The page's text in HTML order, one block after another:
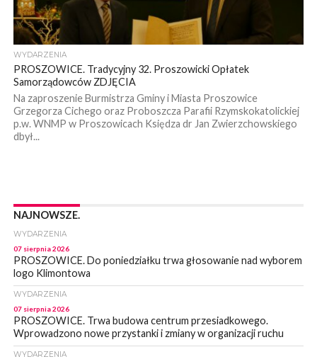
WYDARZENIA
PROSZOWICE. Tradycyjny 32. Proszowicki Opłatek
Samorządowców ZDJĘCIA
Na zaproszenie Burmistrza Gminy i Miasta Proszowice
Grzegorza Cichego oraz Proboszcza Parafii Rzymskokatolickiej
p.w. WNMP w Proszowicach Księdza dr Jan Zwierzchowskiego
dbył...
NAJNOWSZE.
WYDARZENIA
07 sierpnia 2026
PROSZOWICE. Do poniedziałku trwa głosowanie nad wyborem
logo Klimontowa
WYDARZENIA
07 sierpnia 2026
PROSZOWICE. Trwa budowa centrum przesiadkowego.
Wprowadzono nowe przystanki i zmiany w organizacji ruchu
WYDARZENIA